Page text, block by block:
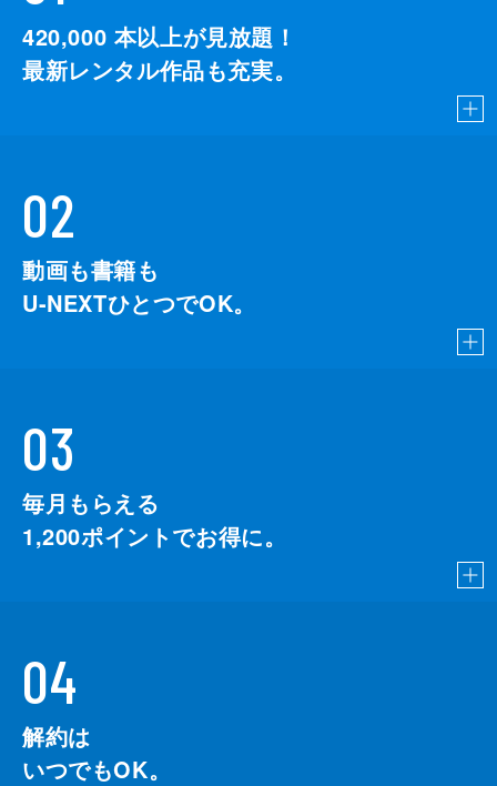
420,000 本以上が見放題！
最新レンタル作品も充実。
02
動画も書籍も
U-NEXTひとつでOK。
03
毎月もらえる
1,200ポイントでお得に。
04
解約は
いつでもOK。